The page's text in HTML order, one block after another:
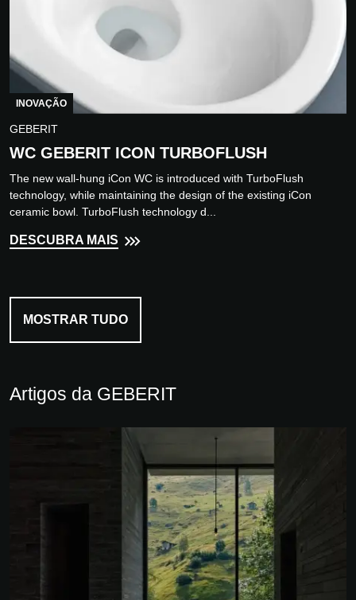
INOVAÇÃO
GEBERIT
WC GEBERIT ICON TURBOFLUSH
The new wall-hung iCon WC is introduced with TurboFlush
technology, while maintaining the design of the existing iCon
ceramic bowl. TurboFlush technology d...
DESCUBRA MAIS
MOSTRAR TUDO
Artigos da GEBERIT